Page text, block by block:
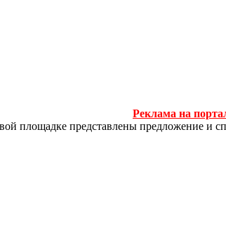
Реклама на
площадке представлены предложение и